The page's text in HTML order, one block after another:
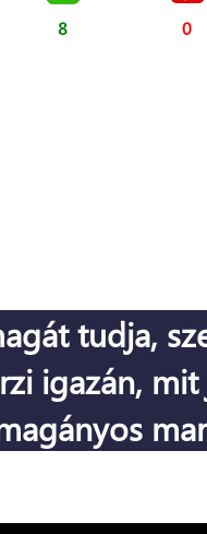
8 0
tudja,
igazán,